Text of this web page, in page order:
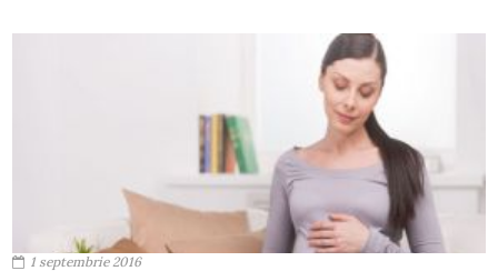
1 septembrie 2016